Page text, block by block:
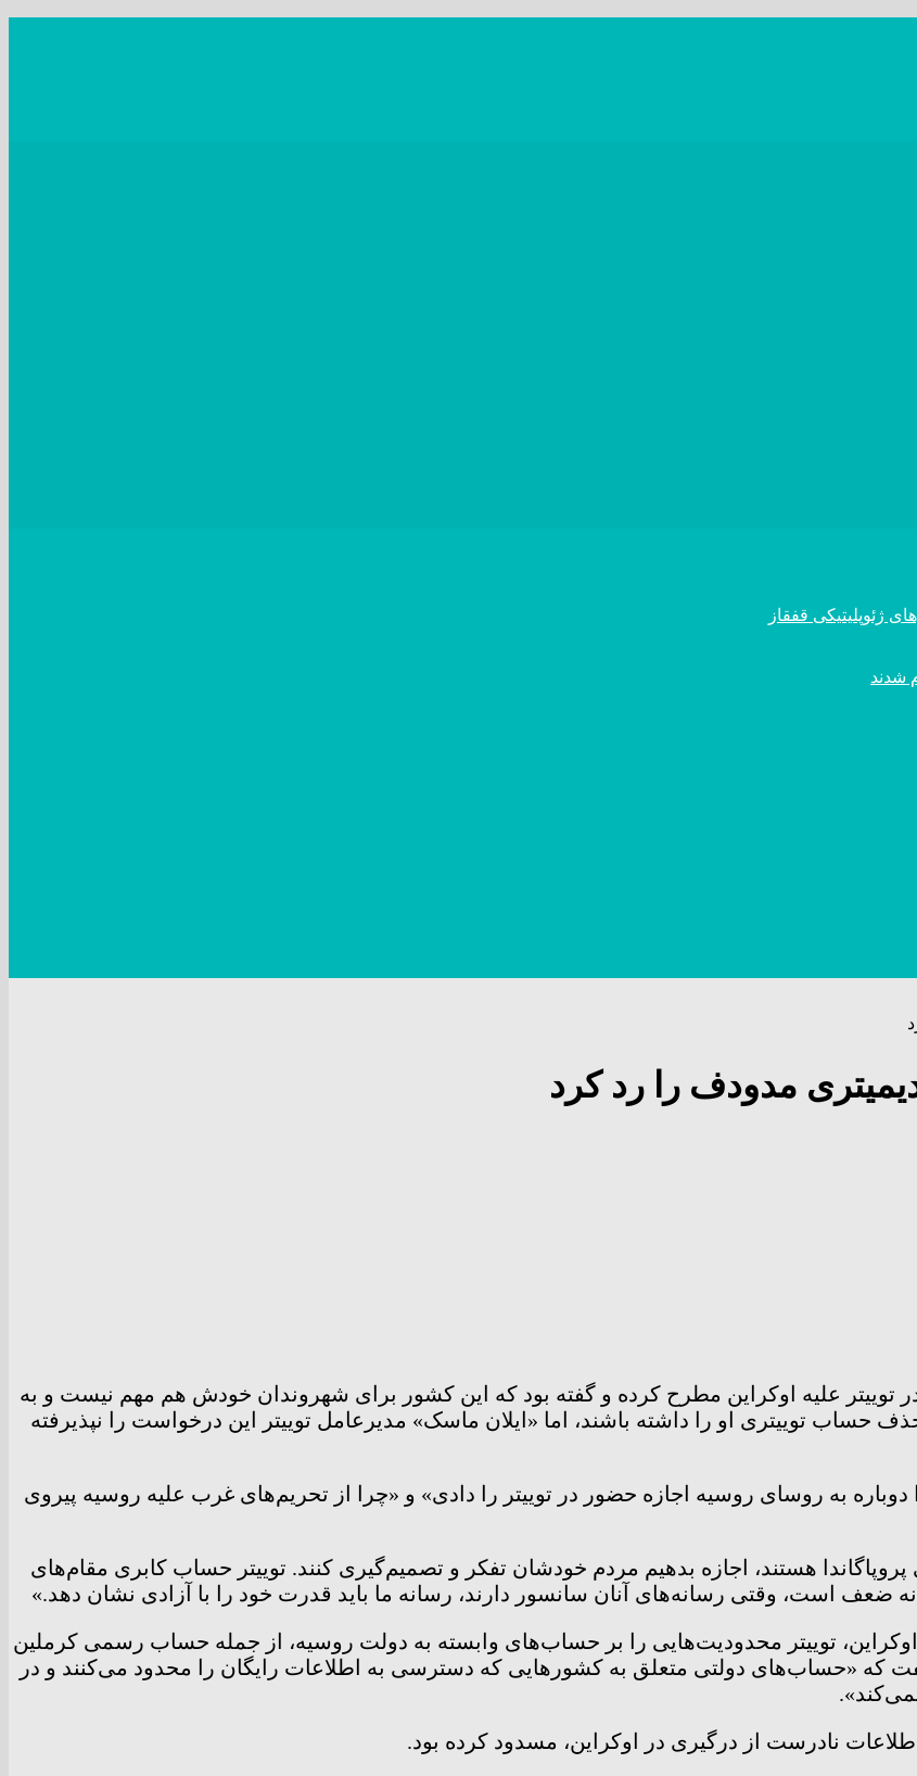
ژئوپلیتیکی قفقاز
مدودف را رد کرد
توییتر علیه اوکراین مطرح کرده و گفته بود که این کشور برای شهروندان خودش هم مهم نیست و به
توییتری او را داشته باشند، اما «ایلان ماسک» مدیرعامل توییتر این درخواست را نپذیرفته
به روسای روسیه اجازه حضور در توییتر را دادی» و «چرا از تحریم‌های غرب علیه روسیه پیروی
هستند، اجازه بدهیم مردم خودشان تفکر و تصمیم‌گیری کنند. توییتر حساب کابری مقام‌های
ضعف است، وقتی رسانه‌های آنان سانسور دارند، رسانه ما باید قدرت خود را با آزادی نشان دهد.»
توییتر محدودیت‌هایی را بر حساب‌های وابسته به دولت روسیه، از جمله حساب رسمی کرملین
که «حساب‌های دولتی متعلق به کشور‌هایی که دسترسی به اطلاعات رایگان را محدود می‌کنند و در
نادرست از درگیری در اوکراین، مسدود کرده بود.